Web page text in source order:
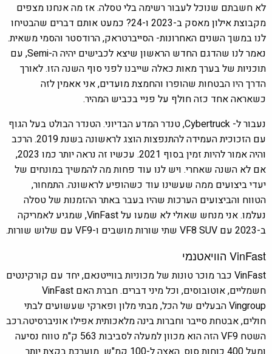
לא חשבתם שנוכל לעבור רשימה בלי טסלה. אז מה אנחנו מצפים
מקבוצת אילון מאסק ב-2023 ו-24? כמעט אותם דברים שהבטיחו
לנו במשך השנים האחרונות- הסייברטראק, הרודסטר והסמי משאית.
נאמר לנו שהדגם החדש הראשון שיצא לכבישים יהיה ה-Semi, עם
תוכניות של בערך מאות כאלה שייבנו לפני סוף השנה הזו. לאורך
הדרך היו הבטחות שהופרו והחמצת מועדים, אני אאמין לזה
כשאראה אחד כזה חולף על פניי בכביש המהיר.
נעבור ל- Cybertruck, טנדר המדע הבדיוני. הטנדר הבולט בעל הגוף
עם הזכוכית העמידה להתנפצות הוצג לראשונה בשנת 2019. הרכב
והיה אמור להיות זמין בסוף 2021. עכשיו זה נראה יותר כמו 2023,
אם לא השנה שאחרי. ויש לנו עוד פחות מה להמשיך במונחים של
יעדי ביצועים ממה שעשינו עוד כשהופיע לראשונה. התמחור,
הטווח והביצועים הערכות שהיו בעבר באתר ההזמנות של טסלה
נעלמו. אני מנחש שאולי לא שמעו על VinFast, שמגיע לאמריקה
ב-2023 עם VF8 SUV שתי שורות מושבים ו-VF9 עם שלוש שורות.
VinFast הוויאטנמי
VinFast כבר מוכר טונות של מכוניות בווייטנאם, יחד עם קורקינטים
חשמליים, אוטובוסים, וכל מיני דברים. חברת האם VinFast
Vingroup הבעלים של הכל, מבתי מלון ופארקי שעשועים לבתי
חולים, אבטחת סייבר וחברות בינה מלאכותית אפילו אוניברסיטה.רכב
השטח VF9 הזה הוא מכוון למעלה לסביבות 563 ק"מ טווח נסיעה